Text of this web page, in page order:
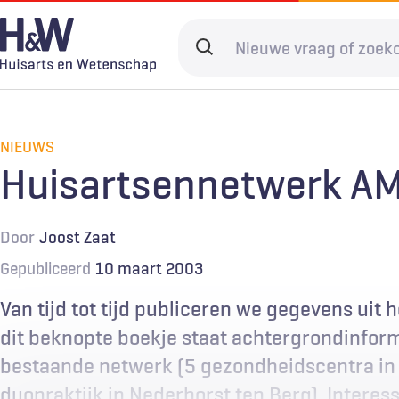
Overslaan
en
naar
gaan
Search
Spoedzorg
Digitale zorg Levenseinde
Abonneren
NIEUWS
Huisartsennetwerk
Door Joost Zaat
Gepubliceerd 10 maart 2003
Van tijd tot tijd publiceren we gegevens uit
dit beknopte boekje staat
bestaande netwerk (5 gezondheidscentra
duopraktijk in Nederhorst ten Berg).